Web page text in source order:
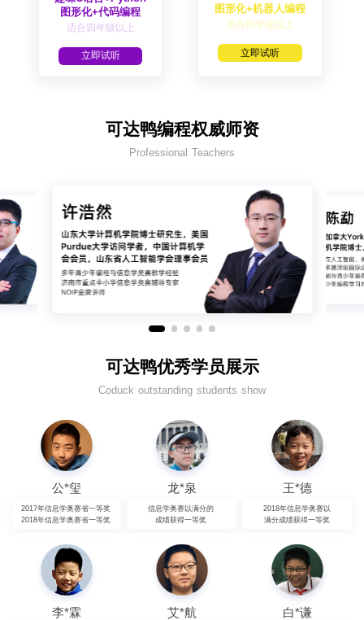
图形化+代码编程
适合四年级以上
立即试听
图形化+机器人编程
适合四年级以上
立即试听
可达鸭编程权威师资
Professional Teachers
可达鸭优秀学员展示
Coduck outstanding students show
公*玺
2017年信息学奥赛省一等奖
2018年信息学奥赛省一等奖
龙*泉
信息学奥赛以满分的
成绩获得一等奖
王*德
2018年信息学奥赛以
满分成绩获得一等奖
李*霖 艾*航 白*谦